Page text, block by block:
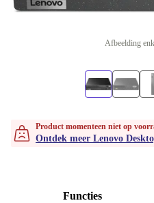
Afbeelding
Product momenteen niet op
Ontdek meer Lenovo
Functies